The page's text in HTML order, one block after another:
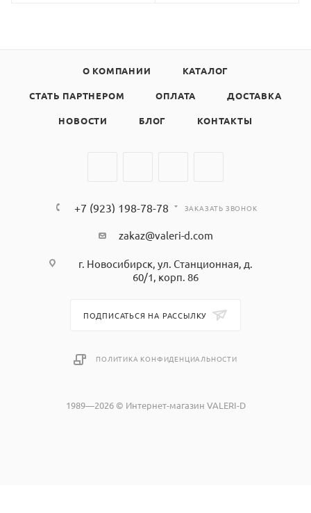
О КОМПАНИИ КАТАЛОГ
СТАТЬ ПАРТНЕРОМ ОПЛАТА ДОСТАВКА
НОВОСТИ БЛОГ КОНТАКТЫ
+7 (923) 198-78-78 ЗАКАЗАТЬ ЗВОНОК
zakaz@valeri-d.com
г. Новосибирск, ул. Станционная, д.
60/1, корп. 86
ПОДПИСАТЬСЯ НА РАССЫЛКУ
ПОЛИТИКА КОНФИДЕНЦИАЛЬНОСТИ
1989—2026 © Интернет-магазин VALERI-D